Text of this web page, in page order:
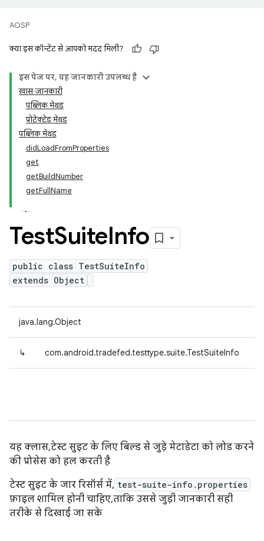
AOSP
क्या इस कॉन्टेंट से आपको मदद मिली?
इस पेज पर, यह जानकारी उपलब्ध है
खास जानकारी
पब्लिक मेथड
प्रोटेक्टेड मेथड
पब्लिक मेथड
didLoadFromProperties
get
getBuildNumber
getFullName
TestSuiteInfo
public class TestSuiteInfo
extends Object
java.lang.Object
↳ com.android.tradefed.testtype.suite.TestSuiteInfo
यह क्लास, टेस्ट सुइट के लिए बिल्ड से जुड़े मेटाडेटा को लोड करने
की प्रोसेस को हल करती है
टेस्ट सुइट के जार रिसॉर्स में, test-suite-info.properties
फ़ाइल शामिल होनी चाहिए, ताकि उससे जुड़ी जानकारी सही
तरीके से दिखाई जा सके